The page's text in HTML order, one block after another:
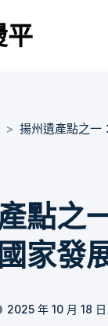
平
揚州遺產點之一
點之
家發
2025 年 10 月 18 日